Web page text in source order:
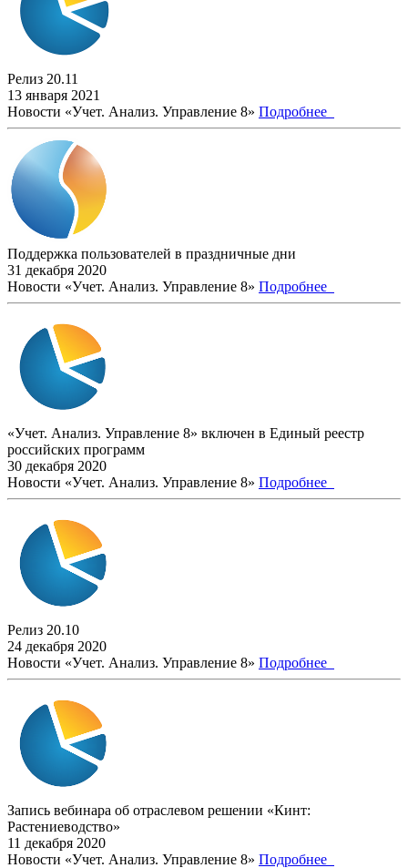
Релиз 20.11
13 января 2021
Новости «Учет. Анализ. Управление 8» Подробнее
Поддержка пользователей в праздничные дни
31 декабря 2020
Новости «Учет. Анализ. Управление 8» Подробнее
«Учет. Анализ. Управление 8» включен в Единый реестр
российских программ
30 декабря 2020
Новости «Учет. Анализ. Управление 8» Подробнее
Релиз 20.10
24 декабря 2020
Новости «Учет. Анализ. Управление 8» Подробнее
Запись вебинара об отраслевом решении «Кинт:
Растениеводство»
11 декабря 2020
Новости «Учет. Анализ. Управление 8» Подробнее